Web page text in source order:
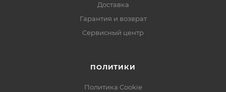
Доставка
Гарантия и возврат
Сервисный центр
ПОЛИТИКИ
Политика Cookie